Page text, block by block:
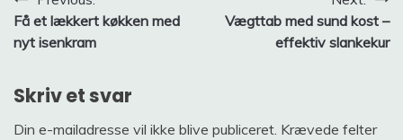
Få et lækkert køkken med
nyt isenkram
Vægttab med sund kost –
effektiv slankekur
Skriv et svar
Din e-mailadresse vil ikke blive publiceret. Krævede felter